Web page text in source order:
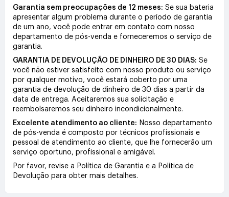
Garantia sem preocupações de 12 meses: Se sua bateria
apresentar algum problema durante o período de garantia
de um ano, você pode entrar em contato com nosso
departamento de pós-venda e forneceremos o serviço de
garantia.
GARANTIA DE DEVOLUÇÃO DE DINHEIRO DE 30 DIAS: Se
você não estiver satisfeito com nosso produto ou serviço
por qualquer motivo, você estará coberto por uma
garantia de devolução de dinheiro de 30 dias a partir da
data de entrega. Aceitaremos sua solicitação e
reembolsaremos seu dinheiro incondicionalmente.
Excelente atendimento ao cliente: Nosso departamento
de pós-venda é composto por técnicos profissionais e
pessoal de atendimento ao cliente, que lhe fornecerão um
serviço oportuno, profissional e amigável.
Por favor, revise a Política de Garantia e a Política de
Devolução para obter mais detalhes.